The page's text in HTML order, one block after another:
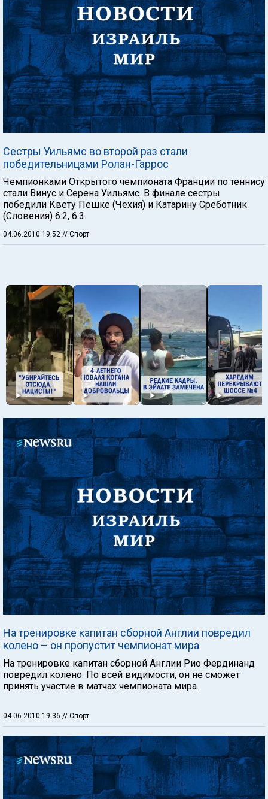
Сестры Уильямс во второй раз стали
победительницами Ролан-Гаррос
Чемпионками Открытого чемпионата Франции по теннису
стали Винус и Серена Уильямс. В финале сестры
победили Квету Пешке (Чехия) и Катарину Среботник
(Словения) 6:2, 6:3.
04.06.2010 19:52 // Спорт
На тренировке капитан сборной Англии повредил
колено – он пропустит чемпионат мира
На тренировке капитан сборной Англии Рио Фердинанд
повредил колено. По всей видимости, он не сможет
принять участие в матчах чемпионата мира.
04.06.2010 19:36 // Спорт